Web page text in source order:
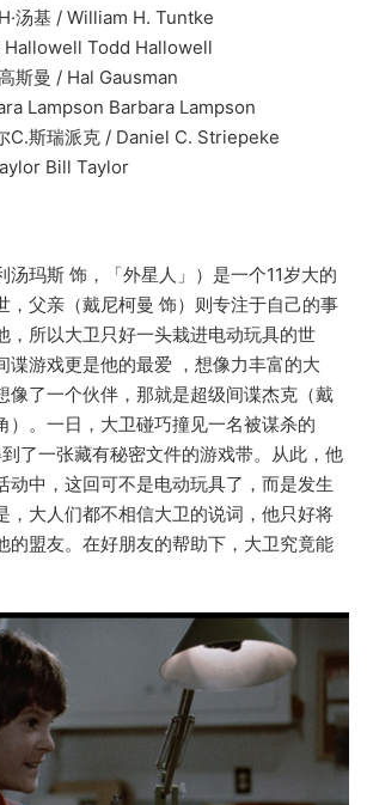
基 / William H. Tuntke
Todd Hallowell
/ Hal Gausman
Barbara Lampson
克 / Daniel C. Striepeke
Bill Taylor
玛斯 饰，「外星人」）是一个11岁大的
，父亲（戴尼柯曼 饰）则专注于自己的事
，所以大卫只好一头栽进电动玩具的世
游戏更是他的最爱 ，想像力丰富的大
像了一个伙伴，那就是超级间谍杰克（戴
）。一日，大卫碰巧撞见一名被谋杀的
了一张藏有秘密文件的游戏带。从此，他
动中，这回可不是电动玩具了，而是发生
，大人们都不相信大卫的说词，他只好将
的盟友。在好朋友的帮助下，大卫究竟能